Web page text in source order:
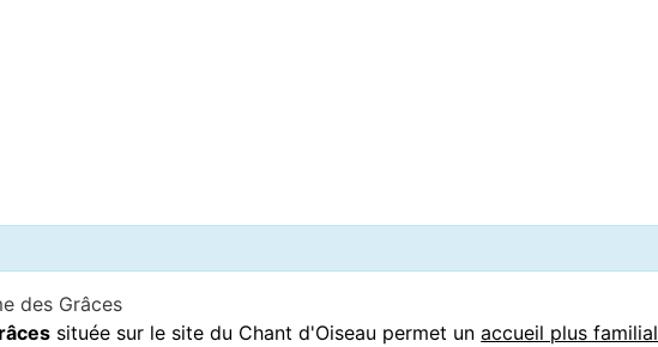
des Grâces
située sur le site du Chant d'Oiseau permet unaccueil plus familial